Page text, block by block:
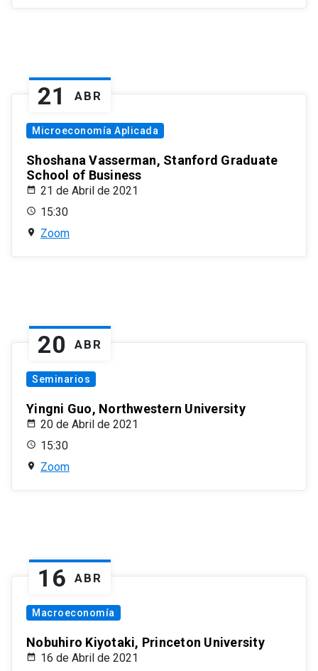
21 ABR
Microeconomía Aplicada
Shoshana Vasserman, Stanford Graduate
School of Business
21 de Abril de 2021
15:30
Zoom
20 ABR
Seminarios
Yingni Guo, Northwestern University
20 de Abril de 2021
15:30
Zoom
16 ABR
Macroeconomía
Nobuhiro Kiyotaki, Princeton University
16 de Abril de 2021